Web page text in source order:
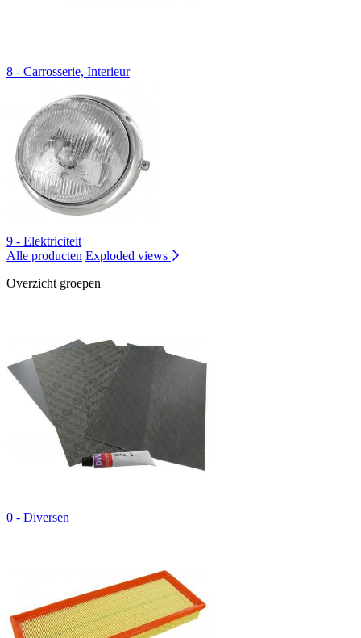
8 - Carrosserie, Interieur
9 - Elektriciteit
Alle producten Exploded views
Overzicht groepen
0 - Diversen